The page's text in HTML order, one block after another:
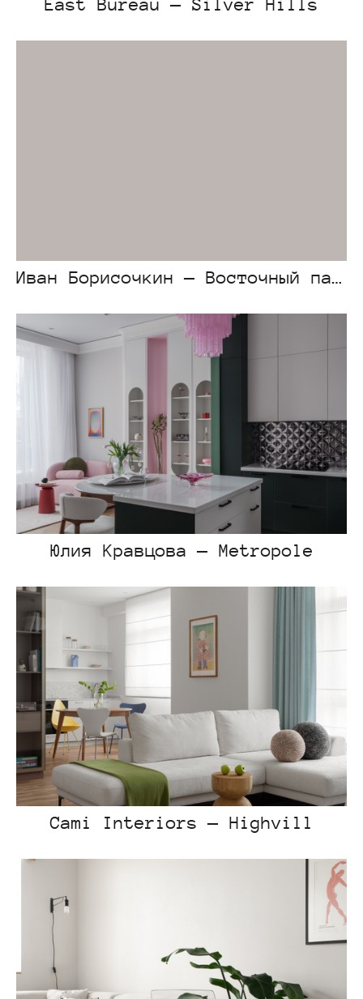
East Bureau — Silver Hills
Иван Борисочкин — Восточный парк
Юлия Кравцова — Metropole
Cami Interiors — Highvill